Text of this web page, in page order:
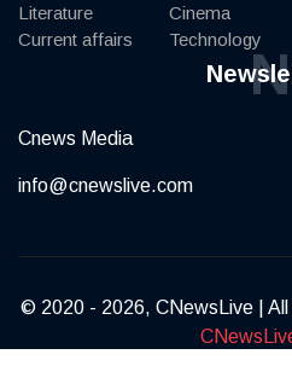
Literature
Current affairs
Cinema
Technology
N
Cnews Media
info@cnewslive.com
© 2020 - 2026, CNewsLive |